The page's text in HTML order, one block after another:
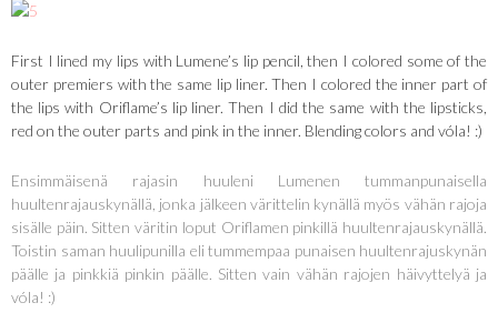
First I lined my lips with Lumene’s lip pencil, then I colored some of the
outer premiers with the same lip liner. Then I colored the inner part of
the lips with Oriflame’s lip liner. Then I did the same with the lipsticks,
red on the outer parts and pink in the inner. Blending colors and vóla! :)
Ensimmäisenä rajasin huuleni Lumenen tummanpunaisella
huultenrajauskynällä, jonka jälkeen värittelin kynällä myös vähän rajoja
sisälle päin. Sitten väritin loput Oriflamen pinkillä huultenrajauskynällä.
Toistin saman huulipunilla eli tummempaa punaisen huultenrajuskynän
päälle ja pinkkiä pinkin päälle. Sitten vain vähän rajojen häivyttelyä ja
vóla! :)